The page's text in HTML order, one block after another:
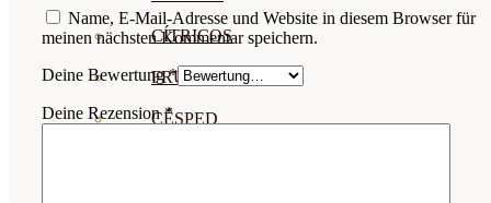
CÍTRICOS
FRUTALES
CÉSPED
Name, E-Mail-Adresse und Website in diesem Browser für
meinen nächsten Kommentar speichern.
Deine Bewertung*
Deine Rezension*